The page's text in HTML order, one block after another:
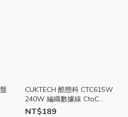
CUKTECH 酷態科 CTC615W
240W 編織數據線 CtoC
CUK031
NT$189